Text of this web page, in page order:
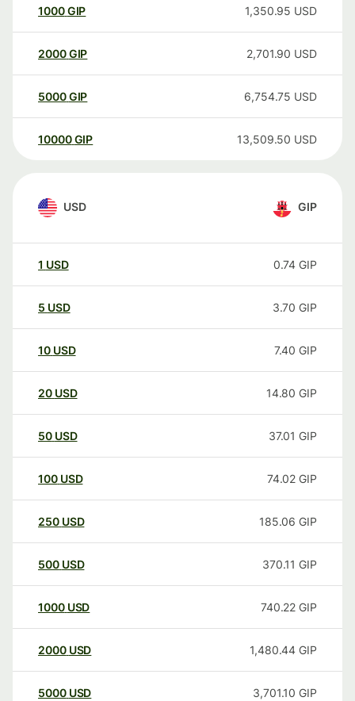
1000GIP 1,350.95 USD
2000GIP 2,701.90 USD
5000GIP 6,754.75 USD
10000 GIP 13,509.50 USD
USD GIP
1 USD 0.74 GIP
5 USD 3.70 GIP
10 USD 7.40 GIP
20 USD 14.80 GIP
50 USD 37.01 GIP
100 USD 74.02 GIP
250 USD 185.06 GIP
500 USD 370.11 GIP
1000 USD 740.22 GIP
2000 USD 1,480.44 GIP
5000 USD 3,701.10 GIP